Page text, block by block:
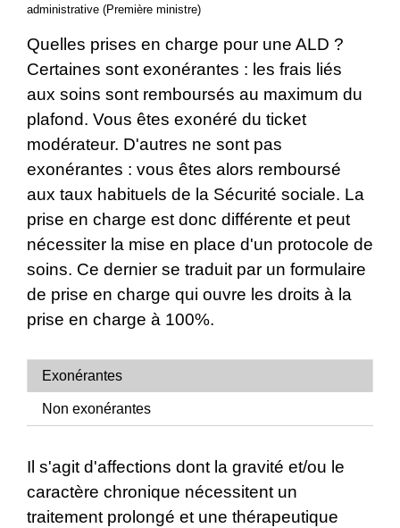
administrative (Première ministre)
Quelles prises en charge pour une ALD ?
Certaines sont exonérantes : les frais liés
aux soins sont remboursés au maximum du
plafond. Vous êtes exonéré du ticket
modérateur. D'autres ne sont pas
exonérantes : vous êtes alors remboursé
aux taux habituels de la Sécurité sociale. La
prise en charge est donc différente et peut
nécessiter la mise en place d'un protocole de
soins. Ce dernier se traduit par un formulaire
de prise en charge qui ouvre les droits à la
prise en charge à 100%.
Exonérantes
Non exonérantes
Il s'agit d'affections dont la gravité et/ou le
caractère chronique nécessitent un
traitement prolongé et une thérapeutique